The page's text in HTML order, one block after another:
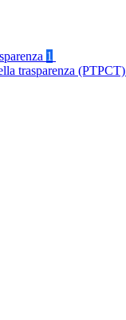
1
trasparenza (PTPCT)